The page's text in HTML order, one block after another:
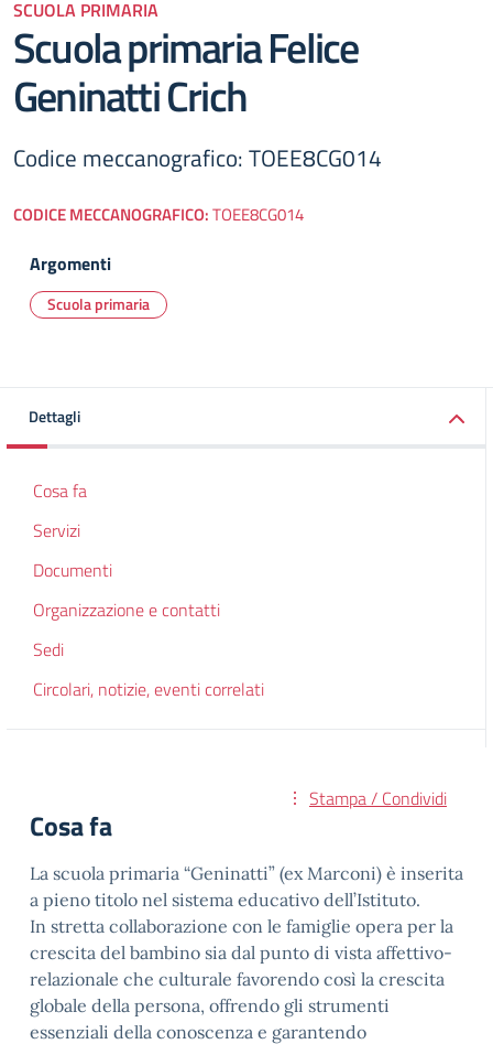
SCUOLA PRIMARIA
Scuola primaria Felice
Geninatti Crich
Codice meccanografico: TOEE8CG014
CODICE MECCANOGRAFICO:TOEE8CG014
Argomenti
Scuola primaria
Dettagli
Cosa fa
Servizi
Documenti
Organizzazione e contatti
Sedi
Circolari, notizie, eventi correlati
Stampa / Condividi
Cosa fa
La scuola primaria “Geninatti” (ex Marconi) è inserita
a pieno titolo nel sistema educativo dell’Istituto.
In stretta collaborazione con le famiglie opera per la
crescita del bambino sia dal punto di vista affettivo-
relazionale che culturale favorendo così la crescita
globale della persona, offrendo gli strumenti
essenziali della conoscenza e garantendo